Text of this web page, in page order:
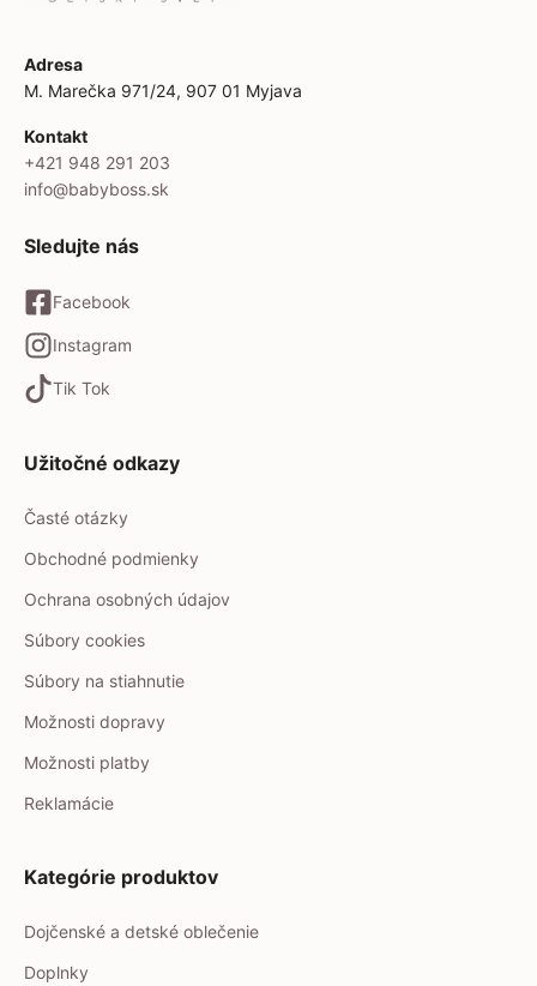
Adresa
M. Marečka 971/24, 907 01 Myjava
Kontakt
+421 948 291 203
info@babyboss.sk
Sledujte nás
Facebook
Instagram
Tik Tok
Užitočné odkazy
Časté otázky
Obchodné podmienky
Ochrana osobných údajov
Súbory cookies
Súbory na stiahnutie
Možnosti dopravy
Možnosti platby
Reklamácie
Kategórie produktov
Dojčenské a detské oblečenie
Doplnky